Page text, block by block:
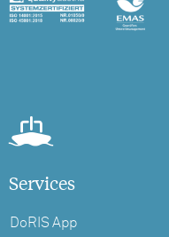
Services
DoRIS App